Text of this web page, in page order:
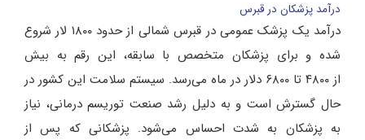
درآمد پزشکان در قبرس
درآمد یک پزشک عمومی در قبرس شمالی از حدود ۱۸۰۰ لار شروع
شده و برای پزشکان متخصص با سابقه، این رقم به بیش
از ۴۸۰۰ تا ۶۸۰۰ دلار در ماه می‌رسد. سیستم سلامت این کشور در
حال گسترش است و به دلیل رشد صنعت توریسم درمانی، نیاز
به پزشکان به شدت احساس می‌شود. پزشکانی که پس از